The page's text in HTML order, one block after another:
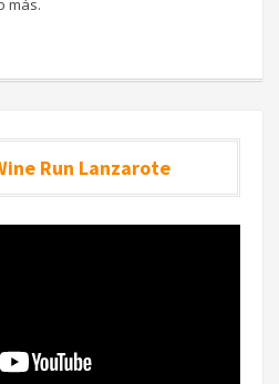
más.
Run Lanzarote